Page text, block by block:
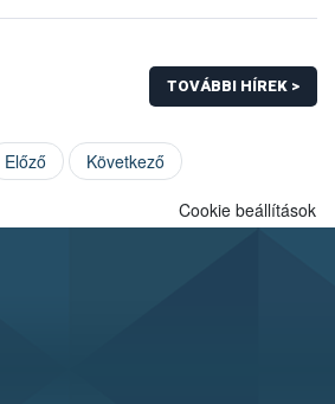
TOVÁBBI HÍREK >
Előző Következő
Cookie beállítások